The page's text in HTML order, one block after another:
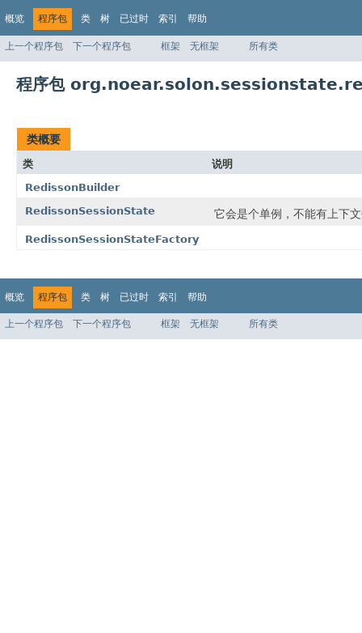
概览 程序包 类 树 已过时 索引 帮助
上一个程序包 下一个程序包 框架 无框架 所有类
程序包
类概要
类
说明
RedissonBuilder
RedissonSessionState
它会是个单例，不能有上下
RedissonSessionStateFactory
概览 程序包 类 树 已过时 索引 帮助
上一个程序包 下一个程序包 框架 无框架 所有类